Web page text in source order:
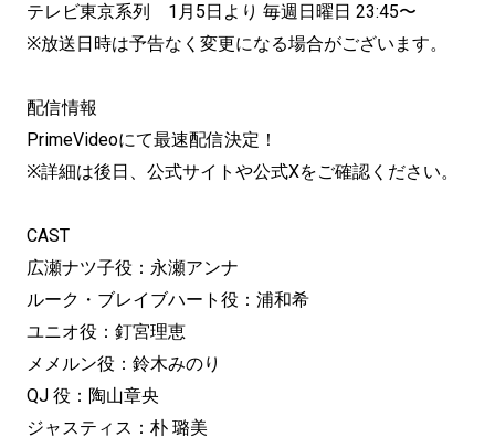
テレビ東京系列 1月5日より 毎週日曜日 23:45〜
※放送日時は予告なく変更になる場合がございます。
配信情報
PrimeVideoにて最速配信決定！
※詳細は後日、公式サイトや公式Xをご確認ください。
CAST
広瀬ナツ子役：永瀬アンナ
ルーク・ブレイブハート役：浦和希
ユニオ役：釘宮理恵
メメルン役：鈴木みのり
QJ 役：陶山章央
ジャスティス：朴 璐美